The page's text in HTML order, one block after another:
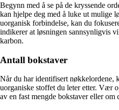
Begynn med å se på de kryssende
kan hjelpe deg med å luke ut mulige
uorganisk forbindelse, kan du
indikerer at løsningen sannsynligvis
karbon.
Antall bokstaver
Når du har identifisert nøkkelordene,
uorganiske stoffet du leter etter. Vær
av en fast mengde bokstaver eller om